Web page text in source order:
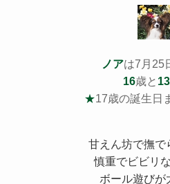
ノアは7月25
16歳と 13
★17歳の誕生日
甘えん坊で撫で
慎重でビビリ
ボール遊びが